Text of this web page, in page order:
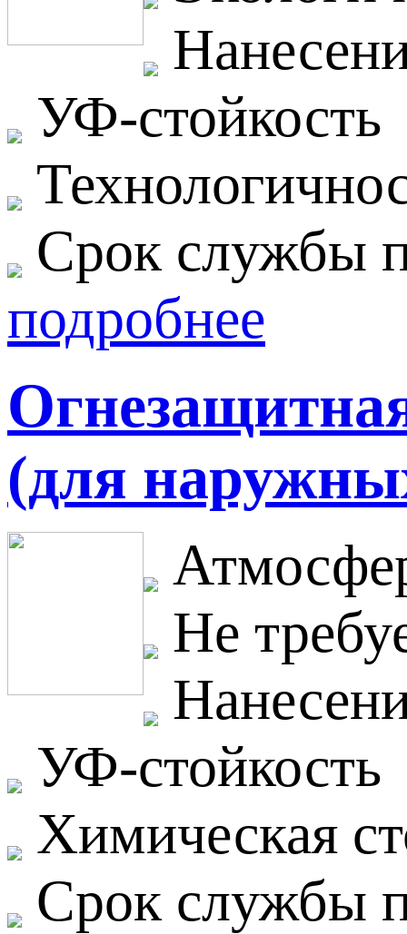
УФ-стойкость
Срок службы
подробнее
(для
Не
УФ-стойкость
Химическая
Срок службы